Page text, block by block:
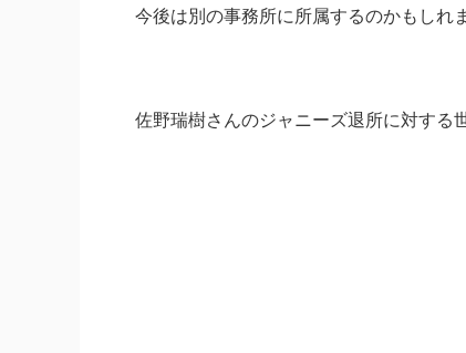
今後は別の事務所に所属するのかもしれ
佐野瑞樹さんのジャニーズ退所に対する